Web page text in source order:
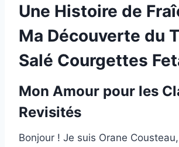
Une Histoire de
Ma Découverte du
Salé Courgettes
Mon Amour pour les
Revisités
Bonjour ! Je suis Orane Cousteau,